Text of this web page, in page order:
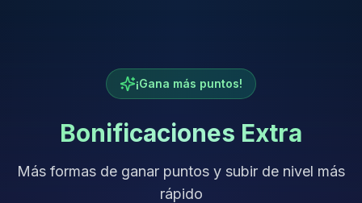
¡Gana más puntos!
Bonificaciones Extra
Más formas de ganar puntos y subir de nivel más
rápido